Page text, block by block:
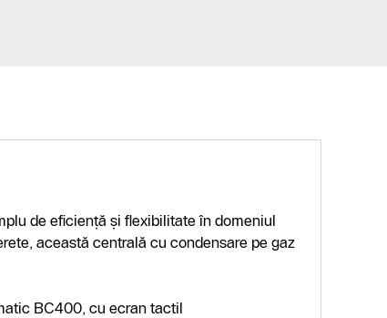
de eficiență și flexibilitate în domeniul
această centrală cu condensare pe gaz
BC400, cu ecran tactil